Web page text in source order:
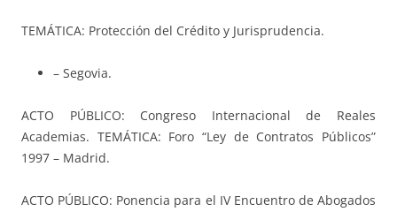
TEMÁTICA: Protección del Crédito y Jurisprudencia.
– Segovia.
ACTO PÚBLICO: Congreso Internacional de Reales
Academias. TEMÁTICA: Foro “Ley de Contratos Públicos”
1997 – Madrid.
ACTO PÚBLICO: Ponencia para el IV Encuentro de Abogados